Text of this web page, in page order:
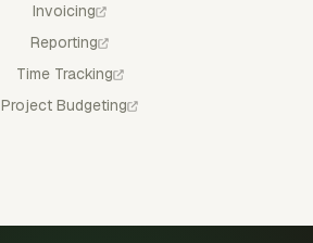
Invoicing
Reporting
Time Tracking
Project Budgeting